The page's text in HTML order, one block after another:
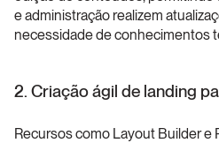
e administração realizem
necessidade de conhecimentos
2. Criação ágil de landing
Recursos como Layout Builder e